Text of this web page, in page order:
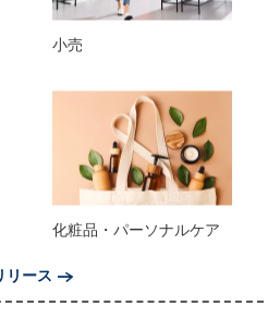
小売
化粧品・パーソナルケア
リース